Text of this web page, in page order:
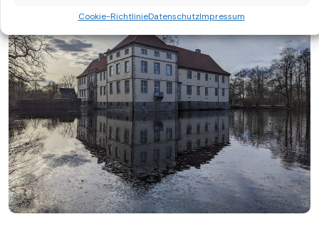
Cookie-RichtlinieDatenschutzImpressum